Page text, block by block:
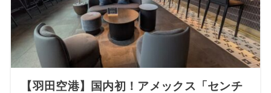
【羽田空港】国内初！アメックス「センチ